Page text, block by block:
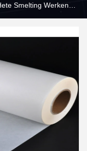
Smelting Werkende